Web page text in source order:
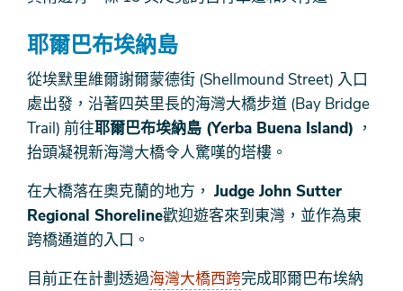
耶爾巴布埃納島
從埃默里維爾謝爾蒙德街 (Shellmound Street) 入口
處出發，沿著四英里長的海灣大橋步道 (Bay Bridge
Trail) 前往耶爾巴布埃納島 (Yerba Buena Island) ，
抬頭凝視新海灣大橋令人驚嘆的塔樓。
在大橋落在奧克蘭的地方， Judge John Sutter
Regional Shoreline歡迎遊客來到東灣，並作為東
跨橋通道的入口。
目前正在計劃透過海灣大橋西跨完成耶爾巴布埃納